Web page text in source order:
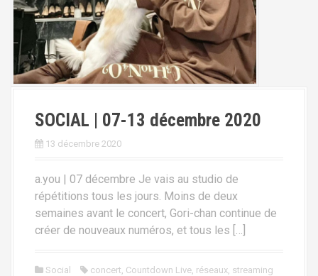
SOCIAL | 07-13 décembre 2020
13 décembre 2020
a.you | 07 décembre Je vais au studio de
répétitions tous les jours. Moins de deux
semaines avant le concert, Gori-chan continue de
créer de nouveaux numéros, et tous les […]
Social concert Countdown Live réseaux streaming